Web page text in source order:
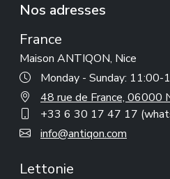
Nos adresses
France
Maison ANTIQON, Nice
Monday - Sunday:
48 rue de France, 06000
+33 6 30 17 47 17
info@antiqon.com
Lettonie